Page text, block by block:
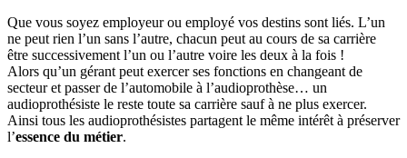
Que vous soyez employeur ou employé vos destins sont liés. L’un
ne peut rien l’un sans l’autre, chacun peut au cours de sa carrière
être successivement l’un ou l’autre voire les deux à la fois !
Alors qu’un gérant peut exercer ses fonctions en changeant de
secteur et passer de l’automobile à l’audioprothèse… un
audioprothésiste le reste toute sa carrière sauf à ne plus exercer.
Ainsi tous les audioprothésistes partagent le même intérêt à préserver
l’essence du métier.